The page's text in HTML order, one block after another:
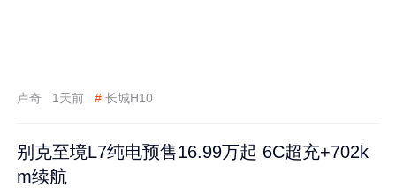
卢奇 1天前 # 长城H10
别克至境L7纯电预售16.99万起 6C超充+702k
m续航